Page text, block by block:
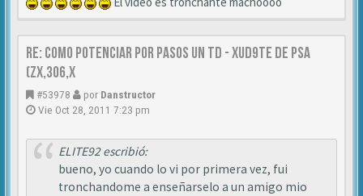
Re: Como Potenciar por pasos un TD - XUD9TE DE PSA
(zx,306,x
#53978 por Danstructor
Vie Oct 28, 2011 7:23 pm
ELITE92 escribió:
bueno, yo cuando lo vi por primera vez, fui
tronchandome a enseñarselo a un amigo mio